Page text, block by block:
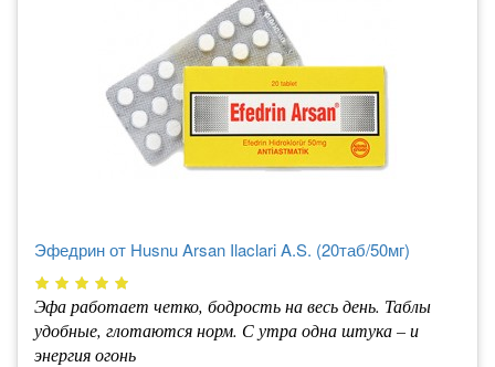
Эфедрин от Husnu Arsan Ilaclari A.S. (20таб/50мг)
Эфа работает четко, бодрость на весь день. Таблы
удобные, глотаются норм. С утра одна штука – и
энергия огонь